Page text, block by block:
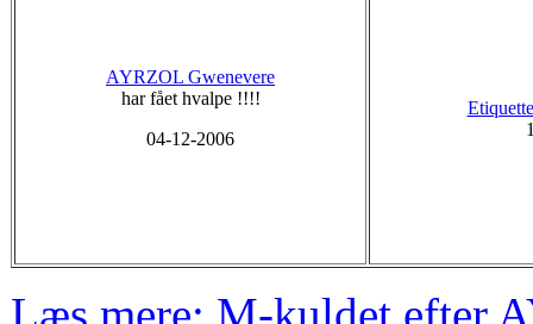
AYRZOL Gwenevere
har fået hvalpe !!!!
04-12-2006